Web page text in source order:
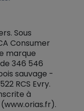
Sous
Consumer
marque
346 546
sauvage -
RCS Evry.
à
(www.orias.fr).